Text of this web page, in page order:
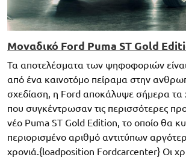
Μοναδικό Ford Puma ST Gold
Τα αποτελέσματα των ψηφοφοριών
από ένα καινοτόμο πείραμα στην
σχεδίαση, η Ford αποκάλυψε σήμερα τα
που συγκέντρωσαν τις περισσότερες
νέο Puma ST Gold Edition, το οποίο θα
περιορισμένο αριθμό αντιτύπων
χρονιά.{loadposition Fordcarcenter} Οι